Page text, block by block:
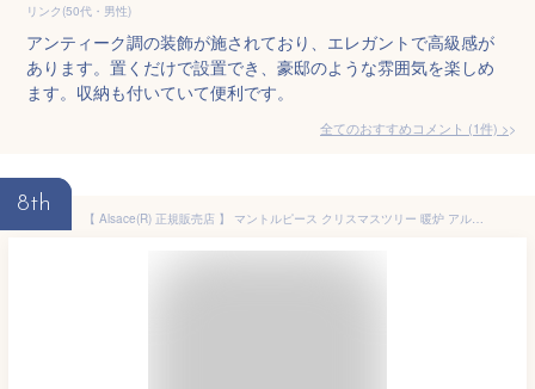
リンク(50代・男性)
アンティーク調の装飾が施されており、エレガントで高級感が
あります。置くだけで設置でき、豪邸のような雰囲気を楽しめ
ます。収納も付いていて便利です。
全てのおすすめコメント (1件) >
8th
【 Alsace(R) 正規販売店 】 マントルピース クリスマスツリー 暖炉 アルザス・ファイヤープレイス アンティークウッド 飾り 【幅80cm】テーブル コンパクト 収納 家具 暖炉風 飾り棚 ナチュラル 北欧 かわいい おしゃれ インテリア アルザスツリー 樅 ornament Xmas tree